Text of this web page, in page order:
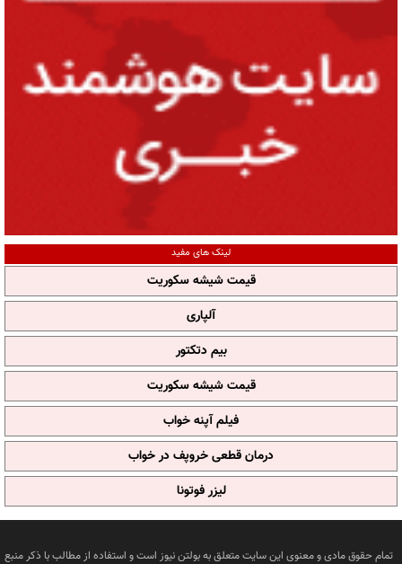
لینک های مفید
قیمت شیشه سکوریت
آلپاری
بیم دتکتور
قیمت شیشه سکوریت
فیلم آپنه خواب
درمان قطعی خروپف در خواب
لیزر فوتونا
تمام حقوق مادی و معنوی این سایت متعلق به بولتن نیوز است و استفاده از مطالب با ذکر منبع